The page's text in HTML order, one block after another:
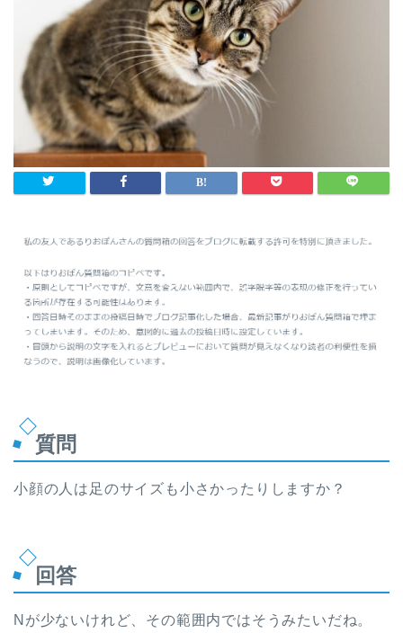
質問
小顔の人は足のサイズも小さかったりしますか？
回答
Nが少ないけれど、その範囲内ではそうみたいだね。